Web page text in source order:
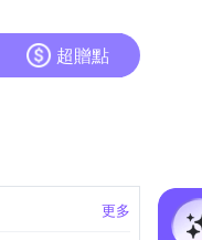
超贈點
更多